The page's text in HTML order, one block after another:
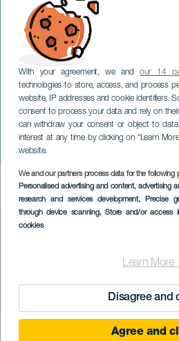
With your agreement, we andour 14
technologies to store, access, and process
website, IP addresses and cookie identifiers.
consent to process your data and rely on
can withdraw your consent or object to
interest at any time by clicking on “Learn
website.
We and our partners process data for the following
Personalised advertising and content, advertising
research and services development, Precise
through device scanning, Store and/or access
cookies
Learn More
Disagree and
Agree and
Revelora
GRAN CANARIA
Imagen
Listado